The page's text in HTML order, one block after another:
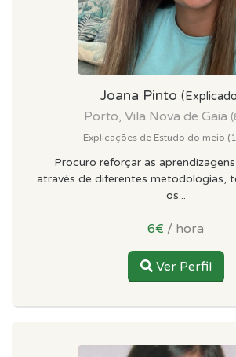
Joana Pinto
Porto, Vila Nova de Gaia
Explicações de Estudo do meio
Procuro reforçar as
através de diferentes metodologias,
os...
6€ / hora
Ver Perfil